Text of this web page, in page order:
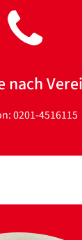
nach
0201-4516115